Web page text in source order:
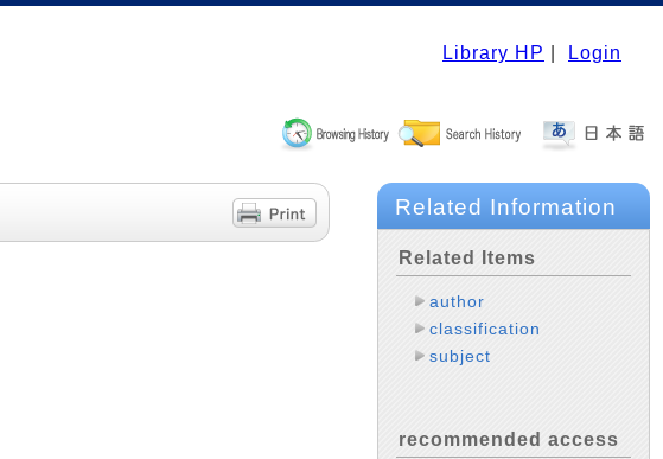
Library HP Login
Related Information
Related Items
author
classification
subject
recommended access